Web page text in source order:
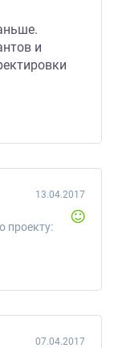
и
проекту:
13.04.2017
07.04.2017